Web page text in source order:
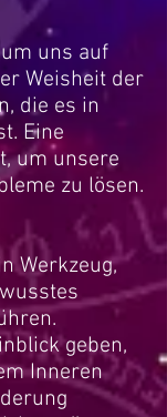
uns auf
Weisheit der
die es in
Eine
um unsere
zu lösen.
Werkzeug,
geben,
Inneren